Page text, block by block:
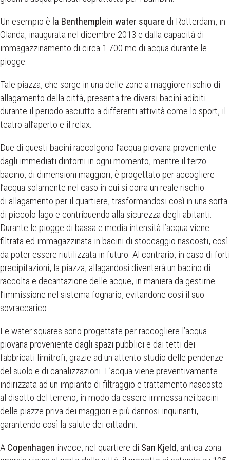
Un esempio è la Benthemplein water square di Rotterdam, in
Olanda, inaugurata nel dicembre 2013 e dalla capacità di
immagazzinamento di circa 1.700 mc di acqua durante le
piogge.
Tale piazza, che sorge in una delle zone a maggiore rischio di
allagamento della città, presenta tre diversi bacini adibiti
durante il periodo asciutto a differenti attività come lo sport, il
teatro all’aperto e il relax.
Due di questi bacini raccolgono l’acqua piovana proveniente
dagli immediati dintorni in ogni momento, mentre il terzo
bacino, di dimensioni maggiori, è progettato per accogliere
l’acqua solamente nel caso in cui si corra un reale rischio
di allagamento per il quartiere, trasformandosi così in una sorta
di piccolo lago e contribuendo alla sicurezza degli abitanti.
Durante le piogge di bassa e media intensità l’acqua viene
filtrata ed immagazzinata in bacini di stoccaggio nascosti, così
da poter essere riutilizzata in futuro. Al contrario, in caso di forti
precipitazioni, la piazza, allagandosi diventerà un bacino di
raccolta e decantazione delle acque, in maniera da gestirne
l’immissione nel sistema fognario, evitandone così il suo
sovraccarico.
Le water squares sono progettate per raccogliere l’acqua
piovana proveniente dagli spazi pubblici e dai tetti dei
fabbricati limitrofi, grazie ad un attento studio delle pendenze
del suolo e di canalizzazioni. L’acqua viene preventivamente
indirizzata ad un impianto di filtraggio e trattamento nascosto
al disotto del terreno, in modo da essere immessa nei bacini
delle piazze priva dei maggiori e più dannosi inquinanti,
garantendo così la salute dei cittadini.
A Copenhagen invece, nel quartiere di San Kjeld, antica zona